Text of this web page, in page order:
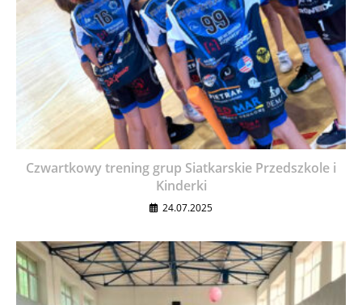
Czwartkowy trening grup Siatkarskie Przedszkole i
Kinderki
24.07.2025